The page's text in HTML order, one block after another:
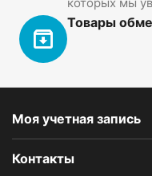
Товары
Моя учетная запись
Контакты